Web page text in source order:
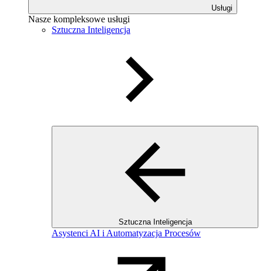
Usługi
Nasze kompleksowe usługi
Sztuczna Inteligencja
Sztuczna Inteligencja
Asystenci AI i Automatyzacja Procesów